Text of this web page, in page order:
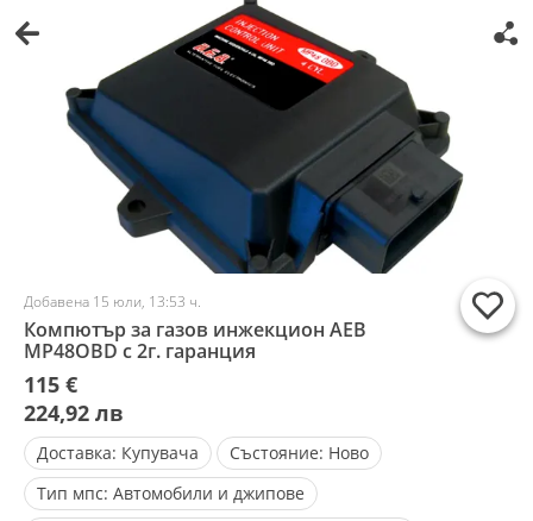
Добавена 15 юли, 13:53 ч.
Компютър за газов инжекцион ΑΕΒ
MP48OBD с 2г. гаранция
115 €
224,92 лв
Доставка: Купувача Състояние: Ново
Тип мпс: Автомобили и джипове